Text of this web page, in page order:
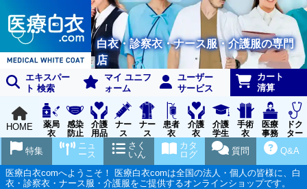
白衣・診察衣・ナース服・介護服の専門
店
エキスパー
ト 検索
マイ ユニフ
ォーム
ユーザー
サービス
カート
清算
HOME
薬局
衣
感染
防止
用品
介護
用品
ナー
ス
グッ
ズ
ナー
ス
ウェ
ア
患者
衣
介護
衣
介護
学生
実習
衣
手術
衣
医療
事務
受付
ドク
ター
ア
Q&A
質問
カタ
ログ
さく
いん
ニュ
ース
特集
医療白衣comへようこそ！ 医療白衣comは全国の法人・個人の皆様に、白
衣・診察衣・ナース服・介護服をご提供するオンラインショップです。